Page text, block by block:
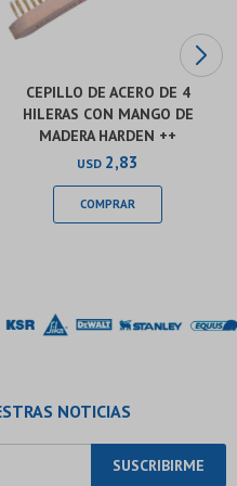
CEPILLO DE ACERO DE 4
HILERAS CON MANGO DE
MADERA HARDEN ++
USD 2,83
NOTICIAS
SUSCRIBIRME